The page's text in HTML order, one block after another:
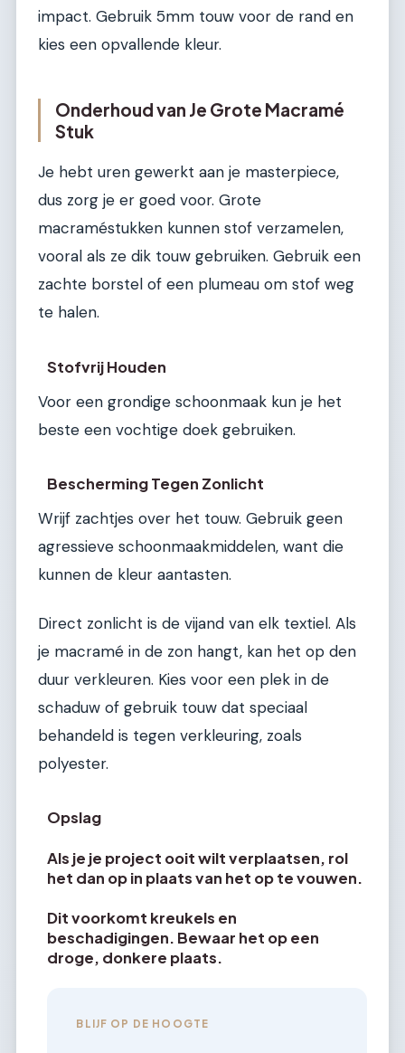
impact. Gebruik 5mm touw voor de rand en
kies een opvallende kleur.
Onderhoud van Je Grote Macramé
Stuk
Je hebt uren gewerkt aan je masterpiece,
dus zorg je er goed voor. Grote
macraméstukken kunnen stof verzamelen,
vooral als ze dik touw gebruiken. Gebruik een
zachte borstel of een plumeau om stof weg
te halen.
Stofvrij Houden
Voor een grondige schoonmaak kun je het
beste een vochtige doek gebruiken.
Bescherming Tegen Zonlicht
Wrijf zachtjes over het touw. Gebruik geen
agressieve schoonmaakmiddelen, want die
kunnen de kleur aantasten.
Direct zonlicht is de vijand van elk textiel. Als
je macramé in de zon hangt, kan het op den
duur verkleuren. Kies voor een plek in de
schaduw of gebruik touw dat speciaal
behandeld is tegen verkleuring, zoals
polyester.
Opslag
Als je je project ooit wilt verplaatsen, rol
het dan op in plaats van het op te vouwen.
Dit voorkomt kreukels en
beschadigingen. Bewaar het op een
droge, donkere plaats.
BLIJF OP DE HOOGTE